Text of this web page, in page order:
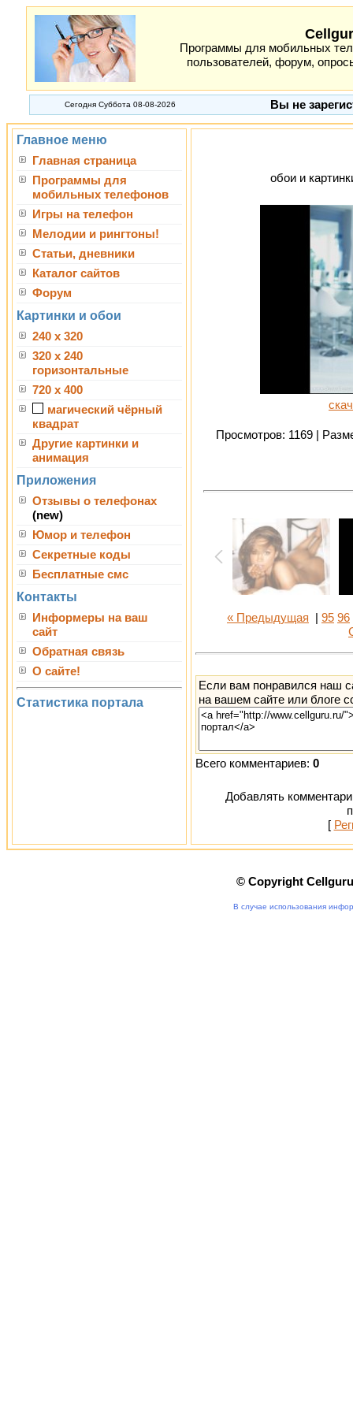
Программы для мобильных
пользователей, форум,
Сегодня Суббота 08-08-2026 Вы не
Главное меню
Главная страница
Программы для
мобильных телефонов
Игры на телефон
Мелодии и рингтоны!
Статьи, дневники
Каталог сайтов
Форум
Картинки и обои
240 x 320
320 x 240
горизонтальные
720 x 400
магический чёрный
квадрат
Другие картинки и
анимация
Приложения
Отзывы о телефонах
(new)
Юмор и телефон
Секретные коды
Бесплатные смс
Контакты
Информеры на ваш
сайт
Обратная связь
О сайте!
Статистика портала
обои и
Просмотров: 1169 |
« Предыдущая 95 96
Если вам понравился наш
на вашем сайте или блоге
Всего комментариев: 0
Добавлять
[
© Copyright
В случае использования